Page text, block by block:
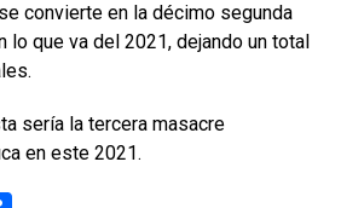
convierte en la décimo segunda
lo que va del 2021, dejando un total
sería la tercera masacre
en este 2021.